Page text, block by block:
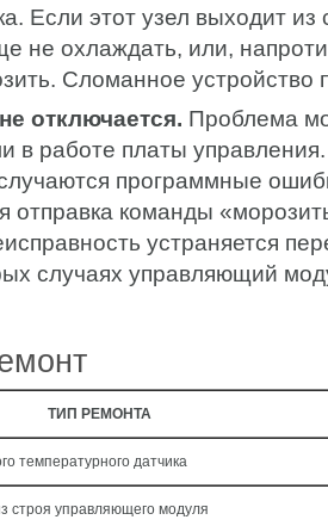
Если этот узел выходит из
не охлаждать, или,
Сломанное устройство
отключается. Проблема
в работе платы управления.
программные
отправка команды
устраняется
случаях управляющий
ТИП РЕМОНТА
температурного датчика
строя управляющего модуля